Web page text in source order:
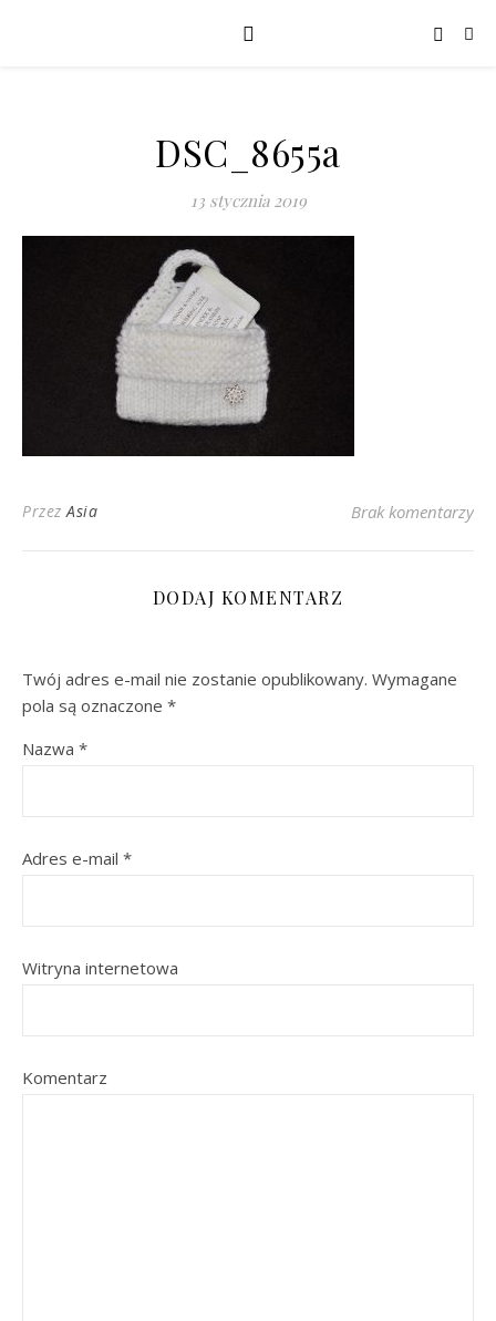
DSC_8655a
13 stycznia 2019
PrzezAsia Brak komentarzy
DODAJ KOMENTARZ
Twój adres e-mail nie zostanie opublikowany. Wymagane
pola są oznaczone *
Nazwa *
Adres e-mail *
Witryna internetowa
Komentarz